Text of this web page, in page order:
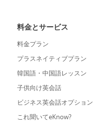
料金とサービス
料金プラン
プラスネイティブプラン
韓国語・中国語レッスン
子供向け英会話
ビジネス英会話オプション
これ聞いてeKnow?